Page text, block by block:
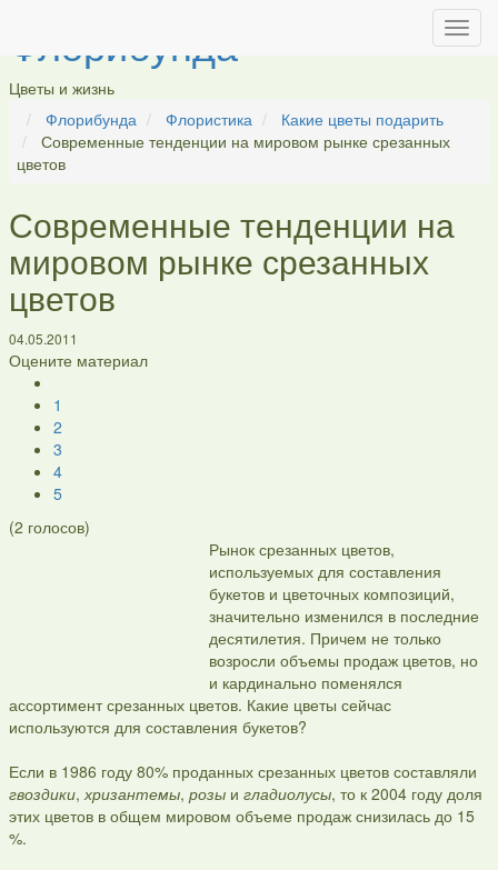
Флорибунда
Цветы и жизнь
Флорибунда
Флористика
Какие цветы подарить
Современные тенденции на мировом рынке срезанных
цветов
Современные тенденции на
мировом рынке срезанных
цветов
04.05.2011
Оцените материал
1
2
3
4
5
(2 голосов)
Рынок срезанных цветов,
используемых для составления
букетов и цветочных композиций,
значительно изменился в последние
десятилетия. Причем не только
возросли объемы продаж цветов, но
и кардинально поменялся
ассортимент срезанных цветов. Какие цветы сейчас
используются для составления букетов?
Если в 1986 году 80% проданных срезанных цветов составляли
гвоздики,хризантемы, розыи гладиолусы, то к 2004 году доля
этих цветов в общем мировом объеме продаж снизилась до 15
%.